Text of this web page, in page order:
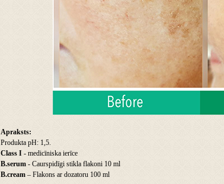
Apraksts:
Produkta pH: 1,5.
Class I - medicīniska ierīce
B.serum - Caurspidīgi stikla flakoni 10 ml
B.cream – Flakons ar dozatoru 100 ml